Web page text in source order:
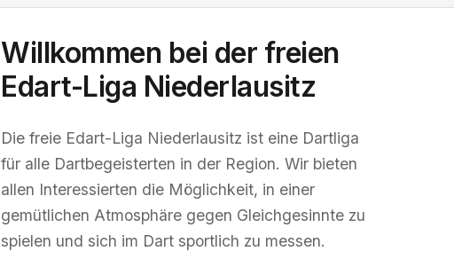
Willkommen bei der freien
Edart-Liga Niederlausitz
Die freie Edart-Liga Niederlausitz ist eine Dartliga
für alle Dartbegeisterten in der Region. Wir bieten
allen Interessierten die Möglichkeit, in einer
gemütlichen Atmosphäre gegen Gleichgesinnte zu
spielen und sich im Dart sportlich zu messen.